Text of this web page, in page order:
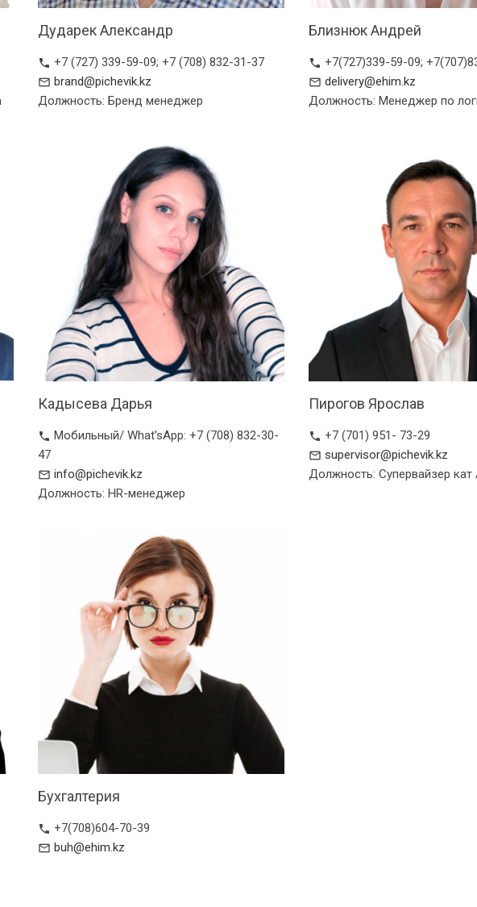
Дударек Александр
phone +7 (727) 339-59-09; +7 (708) 832-31-37
mail_outline brand@pichevik.kz
Должность: Бренд менеджер
Близнюк Андрей
phone +7(727)339-59-09;
mail_outline delivery@ehim.kz
Должность: Менеджер по
Кадысева Дарья
phone Мобильный/ What’sApp: +7 (708) 832-30-
47
mail_outline info@pichevik.kz
Должность: HR-менеджер
Пирогов Ярослав
phone +7 (701) 951- 73-29
mail_outline supervisor@pichevik.kz
Должность: Супервайзер кат
Бухгалтерия
phone +7(708)604-70-39
mail_outline buh@ehim.kz